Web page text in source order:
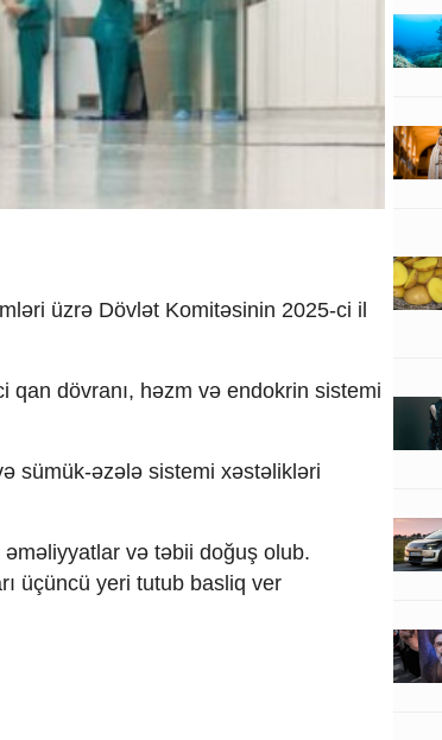
üzrə Dövlət Komitəsinin 2025-ci il
dövranı, həzm və endokrin sistemi
sümük-əzələ sistemi xəstəlikləri
və təbii doğuş olub.
üçüncü yeri tutub basliq ver